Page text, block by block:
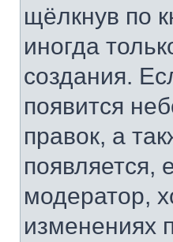
щёлкнув по
иногда
создания.
появится
правок, а
появляется,
модератор,
изменениях